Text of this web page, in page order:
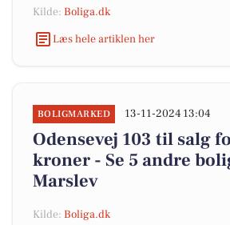
Kilde: Boliga.dk
Læs hele artiklen her
BOLIGMARKED 13-11-2024 13:04
Odensevej 103 til salg
kroner - Se 5 andre
Marslev
Kilde: Boliga.dk